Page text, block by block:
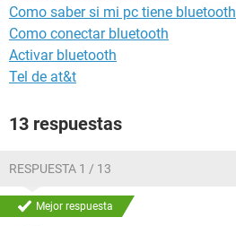
Como saber si mi pc tiene bluetooth
Como conectar bluetooth
Activar bluetooth
Tel de at&t
13 respuestas
RESPUESTA 1 / 13
Mejor respuesta